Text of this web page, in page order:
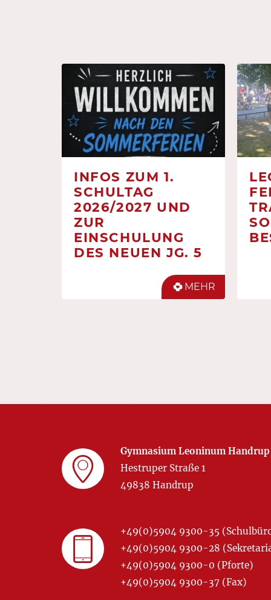
INFOS ZUM 1.
SCHULTAG
2026/2027 UND
ZUR
EINSCHULUNG
DES NEUEN JG. 5
MEHR
Gymnasium Leoninum Handrup
Hestruper Straße 1
49838 Handrup
+49(0)5904 9300-35
+49(0)5904 9300-28
+49(0)5904 9300-0 (Pforte)
+49(0)5904 9300-37 (Fax)